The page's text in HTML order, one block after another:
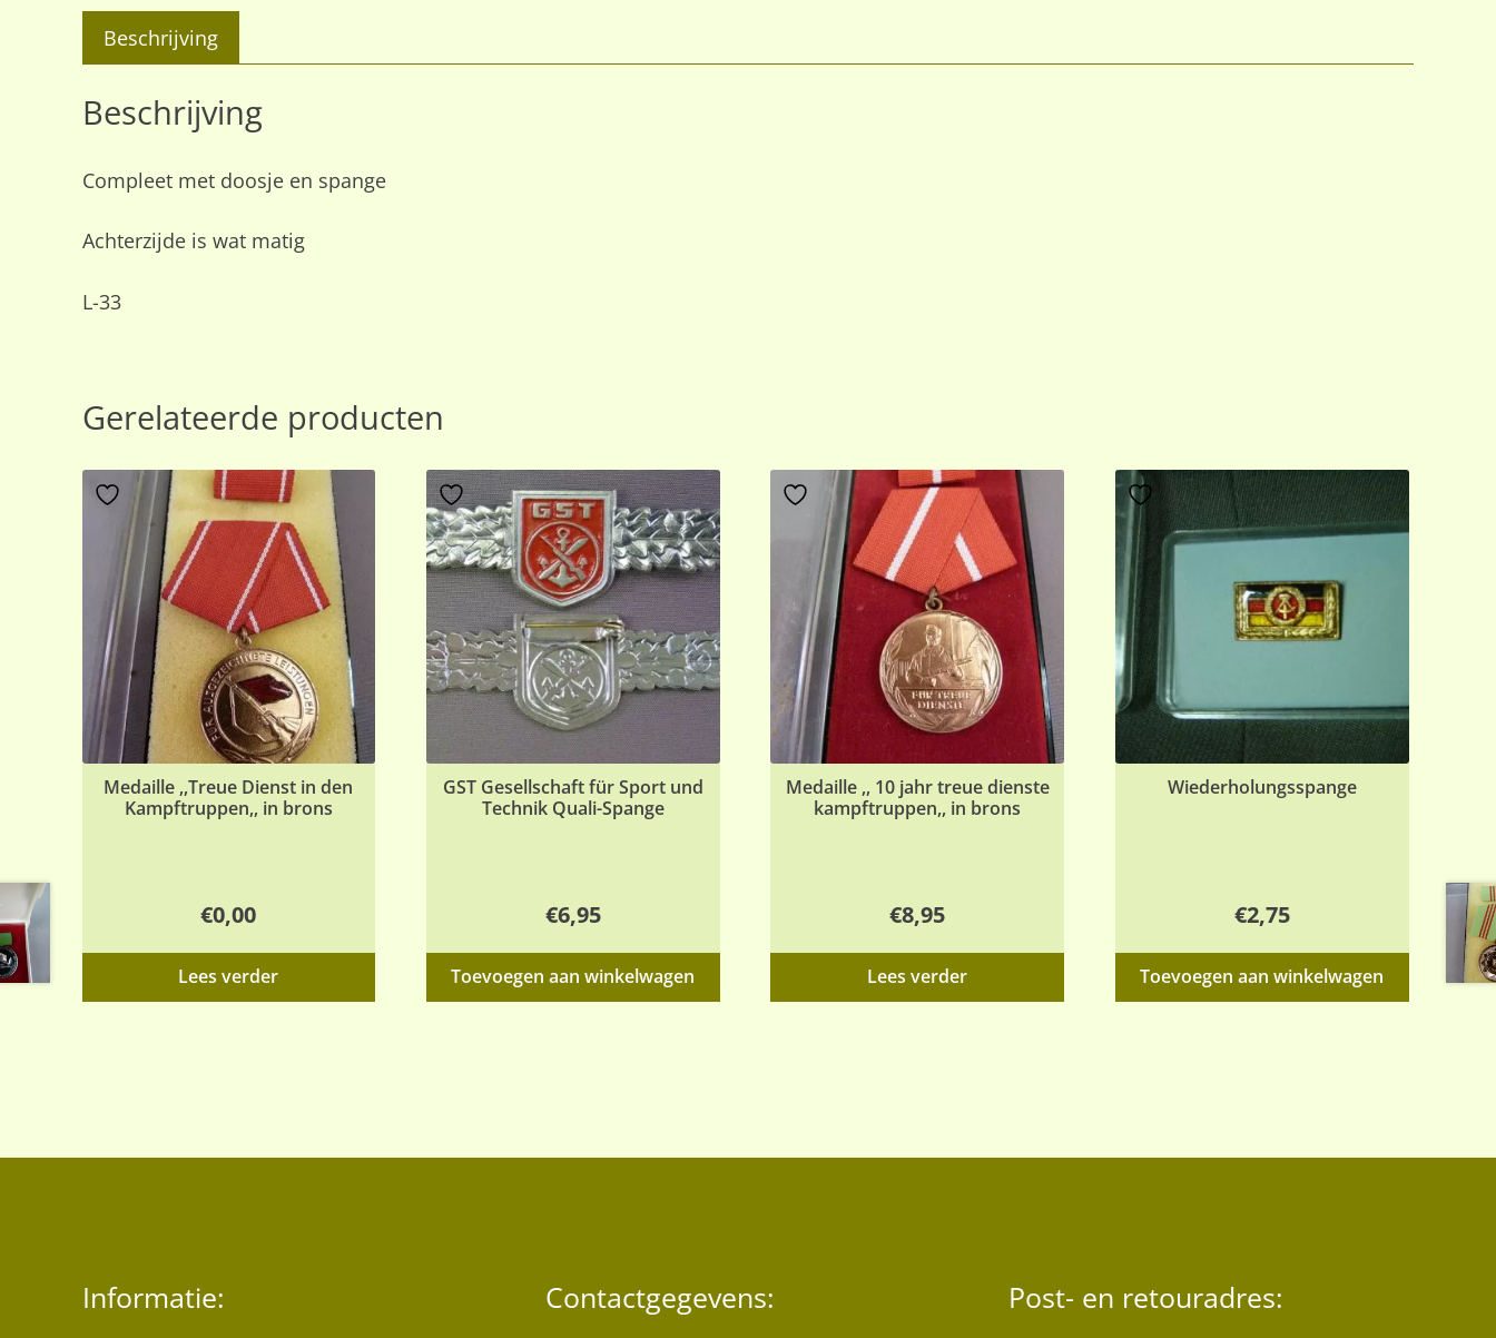
Beschrijving
Beschrijving
Compleet met doosje en spange
Achterzijde is wat matig
L-33
Gerelateerde producten
Medaille ,,Treue Dienst in den
Kampftruppen,, in brons
€0,00
Lees verder
GST Gesellschaft für Sport und
Technik Quali-Spange
€6,95
Toevoegen aan winkelwagen
Medaille ,, 10 jahr treue dienste
kampftruppen,, in brons
€8,95
Lees verder
Wiederholungsspange
€2,75
Toevoegen aan winkelwagen
Informatie: Contactgegevens: Post- en retouradres: